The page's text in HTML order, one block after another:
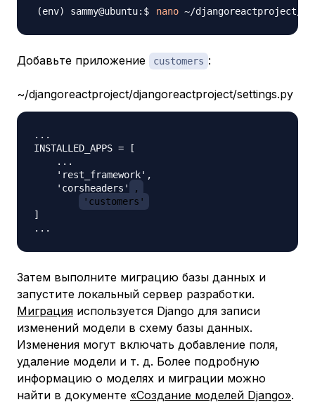
nano
Добавьте приложение customers :
~/djangoreactproject/djangoreactproject/settings.py
...
INSTALLED_APPS = [
    ...
    'rest_framework',
    'corsheaders'
,
'customers'
]
Затем выполните миграцию базы данных и
запустите локальный сервер разработки.
Миграция используется Django для записи
изменений модели в схему базы данных.
Изменения могут включать добавление поля,
удаление модели и т. д. Более подробную
информацию о моделях и миграции можно
найти в документе «Создание моделей Django».